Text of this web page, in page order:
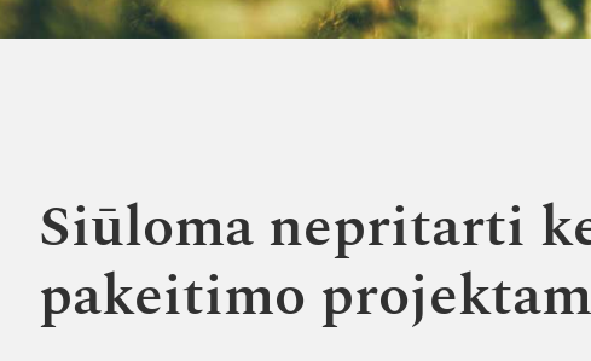
Siūloma nepritarti
pakeitimo